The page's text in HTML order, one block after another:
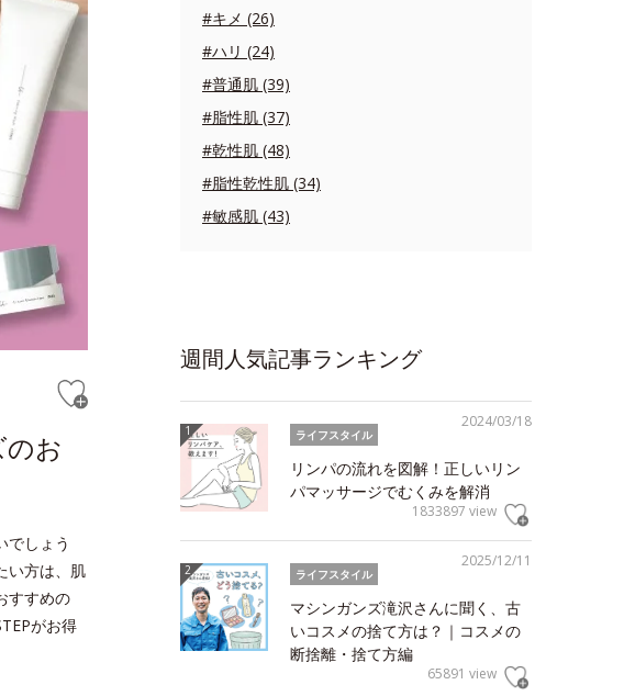
のお
でしょう
い方は、肌
すすめの
がお得
#キメ (26)
#ハリ (24)
#普通肌 (39)
#脂性肌 (37)
#乾性肌 (48)
#脂性乾性肌 (34)
#敏感肌 (43)
週間人気記事ランキング
2024/03/18
ライフスタイル
リンパの流れを図解！正しいリン
パマッサージでむくみを解消
1833897 view
2025/12/11
ライフスタイル
マシンガンズ滝沢さんに聞く、古
いコスメの捨て方は？｜コスメの
断捨離・捨て方編
65891 view